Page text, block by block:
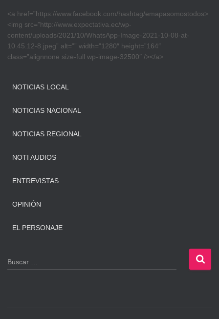
<a href=”https://www.facebook.com/hashtag/emapasomostodos>
<img src=”http://www.expectativa.ec/wp-
content/uploads/2021/10/WhatsApp-Image-2021-10-08-at-
10.45.12-8.jpeg” alt=”” width=”1280″ height=”164″
class=”alignnone size-full wp-image-32500″ /></a>
NOTICIAS LOCAL
NOTICIAS NACIONAL
NOTICIAS REGIONAL
NOTI AUDIOS
ENTREVISTAS
OPINIÓN
EL PERSONAJE
B
u
Buscar …